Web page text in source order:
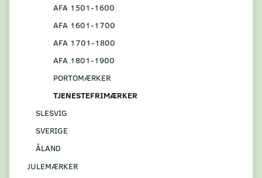
AFA 1501-1600
AFA 1601-1700
AFA 1701-1800
AFA 1801-1900
PORTOMÆRKER
TJENESTEFRIMÆRKER
SLESVIG
SVERIGE
ÅLAND
JULEMÆRKER